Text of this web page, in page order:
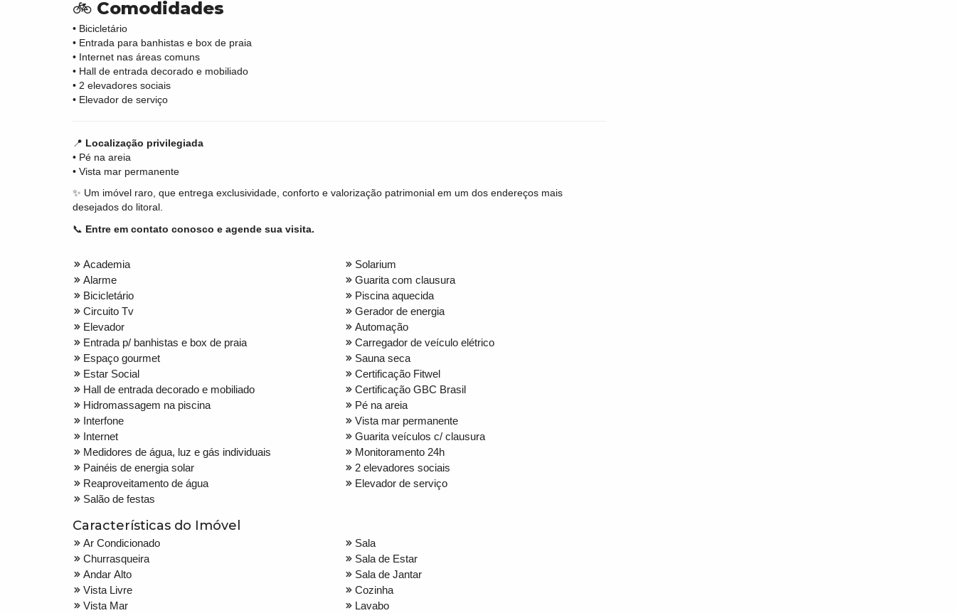
🚲 Comodidades
• Bicicletário
• Entrada para banhistas e box de praia
• Internet nas áreas comuns
• Hall de entrada decorado e mobiliado
• 2 elevadores sociais
• Elevador de serviço
📍 Localização privilegiada
• Pé na areia
• Vista mar permanente
✨ Um imóvel raro, que entrega exclusividade, conforto e valorização patrimonial em um dos endereços mais
desejados do litoral.
📞 Entre em contato conosco e agende sua visita.
Academia
Alarme
Bicicletário
Circuito Tv
Elevador
Entrada p/ banhistas e box de praia
Espaço gourmet
Estar Social
Hall de entrada decorado e mobiliado
Hidromassagem na piscina
Interfone
Internet
Medidores de água, luz e gás individuais
Painéis de energia solar
Reaproveitamento de água
Salão de festas
Solarium
Guarita com clausura
Piscina aquecida
Gerador de energia
Automação
Carregador de veículo elétrico
Sauna seca
Certificação Fitwel
Certificação GBC Brasil
Pé na areia
Vista mar permanente
Guarita veículos c/ clausura
Monitoramento 24h
2 elevadores sociais
Elevador de serviço
Características do Imóvel
Ar Condicionado
Churrasqueira
Andar Alto
Vista Livre
Vista Mar
Sala
Sala de Estar
Sala de Jantar
Cozinha
Lavabo